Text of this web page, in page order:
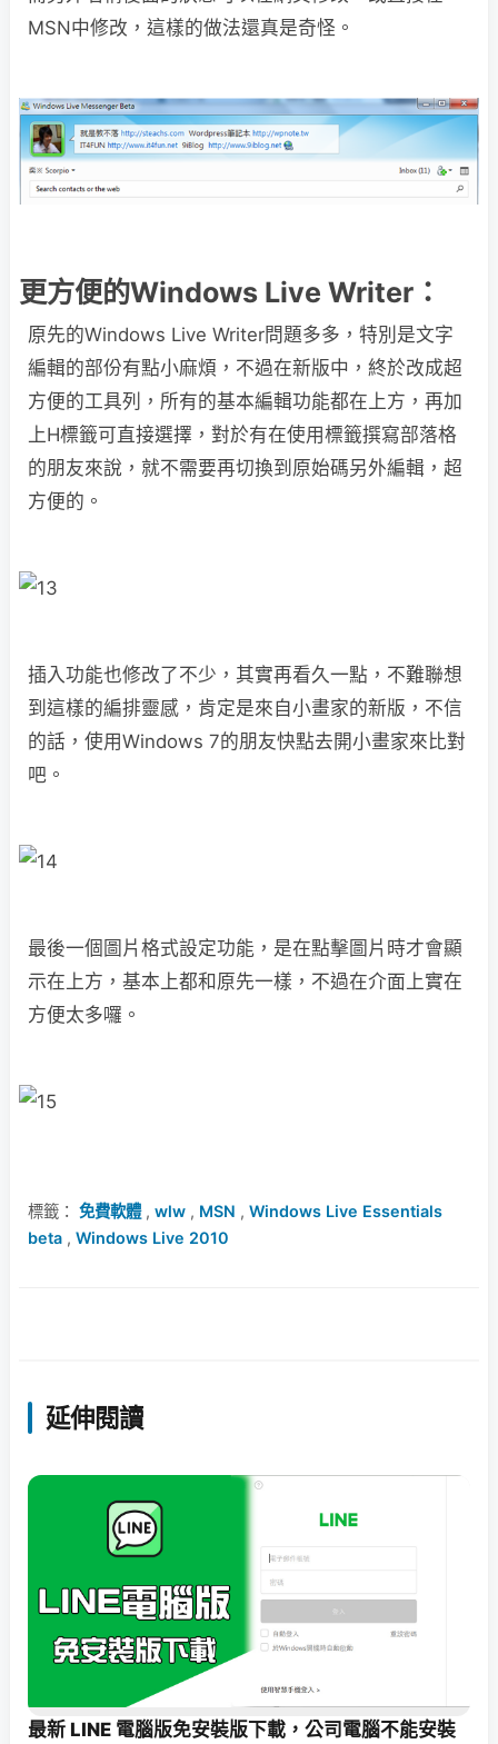
MSN中修改，這樣的做法還真是奇怪。
更方便的Windows Live Writer：
原先的Windows Live Writer問題多多，特別是文字
編輯的部份有點小麻煩，不過在新版中，終於改成超
方便的工具列，所有的基本編輯功能都在上方，再加
上H標籤可直接選擇，對於有在使用標籤撰寫部落格
的朋友來說，就不需要再切換到原始碼另外編輯，超
方便的。
插入功能也修改了不少，其實再看久一點，不難聯想
到這樣的編排靈感，肯定是來自小畫家的新版，不信
的話，使用Windows 7的朋友快點去開小畫家來比對
吧。
最後一個圖片格式設定功能，是在點擊圖片時才會顯
示在上方，基本上都和原先一樣，不過在介面上實在
方便太多囉。
標籤： 免費軟體, wlw , MSN , Windows Live Essentials
beta , Windows Live 2010
延伸閱讀
最新 LINE 電腦版免安裝版下載，公司電腦不能安裝